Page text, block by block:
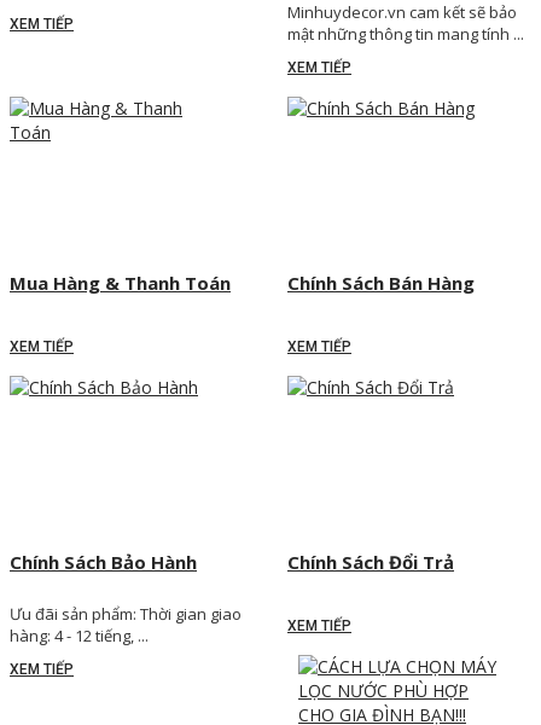
XEM TIẾP
Minhuydecor.vn cam kết sẽ bảo
mật những thông tin mang tính ...
XEM TIẾP
Mua Hàng & Thanh Toán
XEM TIẾP
Chính Sách Bán Hàng
XEM TIẾP
Chính Sách Bảo Hành
Ưu đãi sản phẩm: Thời gian giao
hàng: 4 - 12 tiếng, ...
XEM TIẾP
Chính Sách Đổi Trả
XEM TIẾP